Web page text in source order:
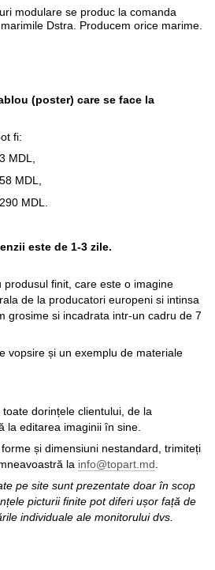
modulare se produc la comanda
Dstra. Producem orice marime.
(poster) care se face la
fi:
MDL,
MDL,
MDL.
este de 1-3 zile.
finit, care este o imagine
de la producatori europeni si intinsa
grosime si incadrata intr-un cadru de 7
vopsire și un exemplu de materiale
dorințele clientului, de la
la editarea imaginii în sine.
și dimensiuni nestandard, trimiteți
la info@topart.md
pe site sunt prezentate doar în scop
picturii finite pot diferi ușor față de
individuale ale monitorului dvs.